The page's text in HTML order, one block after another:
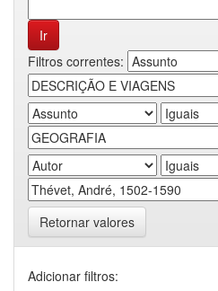
Filtros correntes:
Retornar valores
Adicionar filtros: